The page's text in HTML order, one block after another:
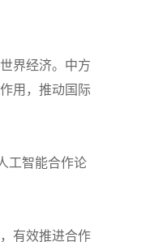
界经济。中方
用，推动国际
工智能合作论
有效推进合作